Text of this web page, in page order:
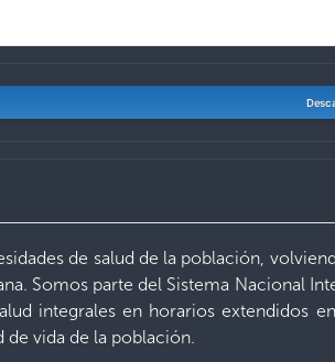
de salud de la población,
Somos parte del Sistema Nacional
integrales en horarios extendidos
vida de la población.